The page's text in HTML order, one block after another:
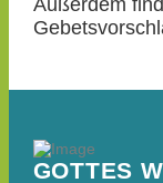
GOTTES